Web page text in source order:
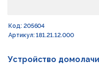
Код: 205604
Артикул: 181.21.12.000
Устройство